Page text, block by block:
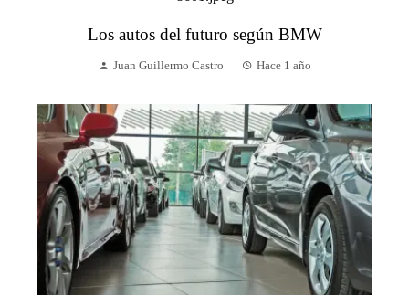
Los autos del futuro según BMW
Juan Guillermo Castro Hace 1 año